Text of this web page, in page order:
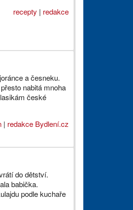
recepty | redakce
a česneku.
nabitá mnoha
české
| redakce Bydlení.cz
do dětství.
babička.
podle kuchaře